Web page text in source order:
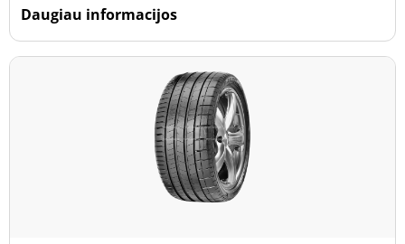
Daugiau informacijos